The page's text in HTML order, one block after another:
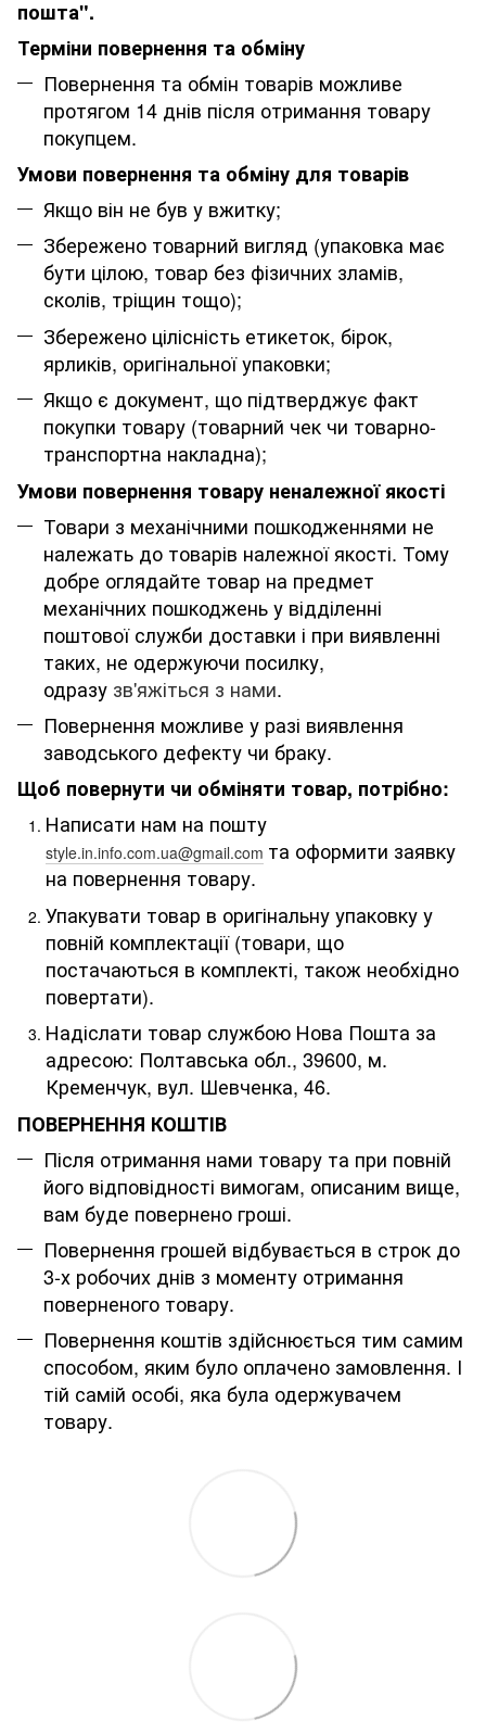
пошта".
Терміни повернення та обміну
Повернення та обмін товарів можливе
протягом 14 днів після отримання товару
покупцем.
Умови повернення та обміну для товарів
Якщо він не був у вжитку;
Збережено товарний вигляд (упаковка має
бути цілою, товар без фізичних зламів,
сколів, тріщин тощо);
Збережено цілісність етикеток, бірок,
ярликів, оригінальної упаковки;
Якщо є документ, що підтверджує факт
покупки товару (товарний чек чи товарно-
транспортна накладна);
Умови повернення товару неналежної якості
Товари з механічними пошкодженнями не
належать до товарів належної якості. Тому
добре оглядайте товар на предмет
механічних пошкоджень у відділенні
поштової служби доставки і при виявленні
таких, не одержуючи посилку,
одразу зв'яжіться з нами.
Повернення можливе у разі виявлення
заводського дефекту чи браку.
Щоб повернути чи обміняти товар, потрібно:
Написати нам на пошту
style.in.info.com.ua@gmail.com та оформити заявку
на повернення товару.
Упакувати товар в оригінальну упаковку у
повній комплектації (товари, що
постачаються в комплекті, також необхідно
повертати).
Надіслати товар службою Нова Пошта за
адресою: Полтавська обл., 39600, м.
Кременчук, вул. Шевченка, 46.
ПОВЕРНЕННЯ КОШТІВ
Після отримання нами товару та при повній
його відповідності вимогам, описаним вище,
вам буде повернено гроші.
Повернення грошей відбувається в строк до
3-х робочих днів з моменту отримання
поверненого товару.
Повернення коштів здійснюється тим самим
способом, яким було оплачено замовлення. І
тій самій особі, яка була одержувачем
товару.